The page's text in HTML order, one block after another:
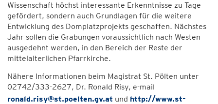
Wissenschaft höchst interessante Erkenntnisse zu Tage
gefördert, sondern auch Grundlagen für die weitere
Entwicklung des Domplatzprojekts geschaffen. Nächstes
Jahr sollen die Grabungen voraussichtlich nach Westen
ausgedehnt werden, in den Bereich der Reste der
mittelalterlichen Pfarrkirche.
Nähere Informationen beim Magistrat St. Pölten unter
02742/333-2627, Dr. Ronald Risy, e-mail
ronald.risy@st.poelten.gv.at und http://www.st-